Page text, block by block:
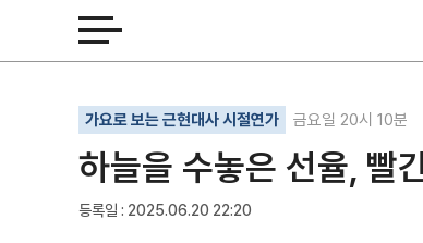
전체메뉴 열기
가요로 보는 근현대사 시절연가 금요일 20시 10분
하늘을 수놓은 선율,
등록일 : 2025.06.20 22:20
기사인쇄
글자확대
글자축소